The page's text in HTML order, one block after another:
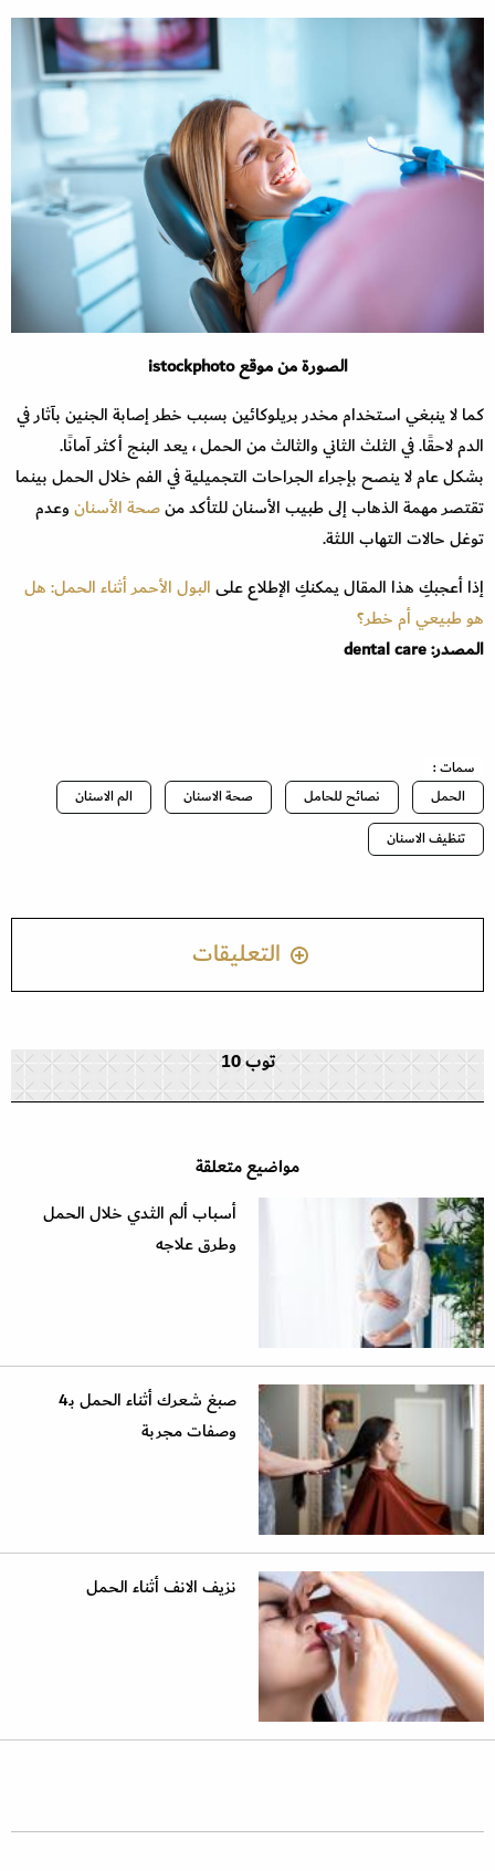
الصورة من موقع istockphoto
كما لا ينبغي استخدام مخدر بريلوكائين بسبب خطر إصابة الجنين بآثار في
الدم لاحقًا. في الثلث الثاني والثالث من الحمل ، يعد البنج أكثر آمانًا.
بشكل عام لا ينصح بإجراء الجراحات التجميلية في الفم خلال الحمل بينما
تقتصر مهمة الذهاب إلى طبيب الأسنان للتأكد منصحة الأسنانوعدم
توغل حالات التهاب اللثة.
إذا أعجبكِ هذا المقال يمكنكِ الإطلاع علىالبول الأحمر أثناء الحمل: هل
هو طبيعي أم خطر؟
المصدر: dental care
سمات :
الحمل
نصائح للحامل صحة الاسنان
الم الاسنان
تنظيف الاسنان
التعليقات
توب 10
مواضيع متعلقة
أسباب ألم الثدي خلال الحمل
وطرق علاجه
صبغ شعرك أثناء الحمل بـ4
وصفات مجربة
نزيف الانف أثناء الحمل